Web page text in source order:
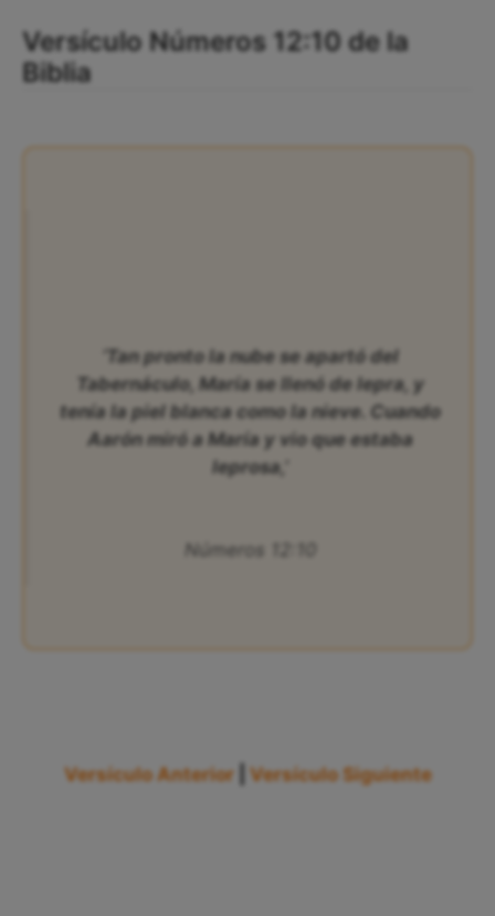
Versículo Números 12:10 de la
Biblia
‘Tan pronto la nube se apartó del
Tabernáculo, María se llenó de lepra, y
tenía la piel blanca como la nieve. Cuando
Aarón miró a María y vio que estaba
leprosa,’
Números 12:10
Versículo Anterior Versículo Siguiente